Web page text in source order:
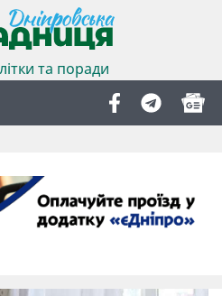
та поради